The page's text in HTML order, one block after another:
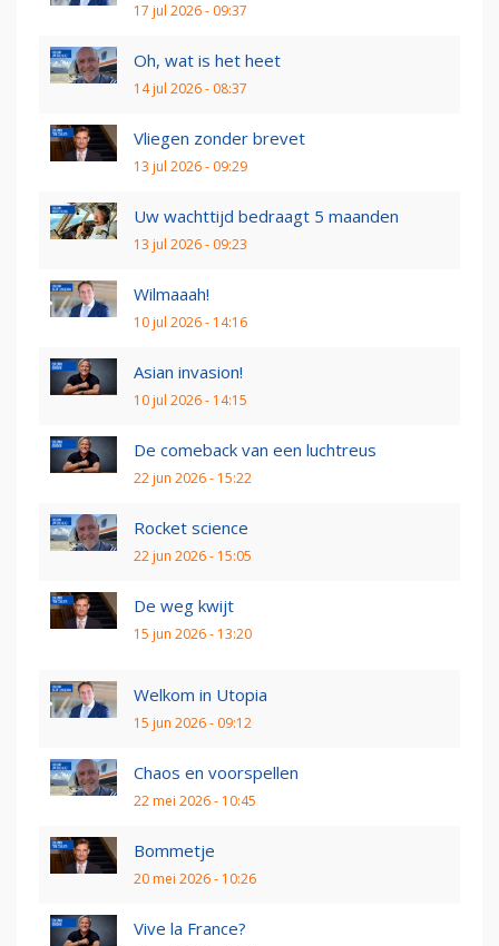
17 jul 2026 - 09:37
Oh, wat is het heet
14 jul 2026 - 08:37
Vliegen zonder brevet
13 jul 2026 - 09:29
Uw wachttijd bedraagt 5 maanden
13 jul 2026 - 09:23
Wilmaaah!
10 jul 2026 - 14:16
Asian invasion!
10 jul 2026 - 14:15
De comeback van een luchtreus
22 jun 2026 - 15:22
Rocket science
22 jun 2026 - 15:05
De weg kwijt
15 jun 2026 - 13:20
Welkom in Utopia
15 jun 2026 - 09:12
Chaos en voorspellen
22 mei 2026 - 10:45
Bommetje
20 mei 2026 - 10:26
Vive la France?